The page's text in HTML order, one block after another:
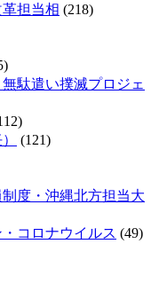
担当相 (218)
駄遣い撲滅プロジェ
(121)
度・沖縄北方担当大
コロナウイルス (49)